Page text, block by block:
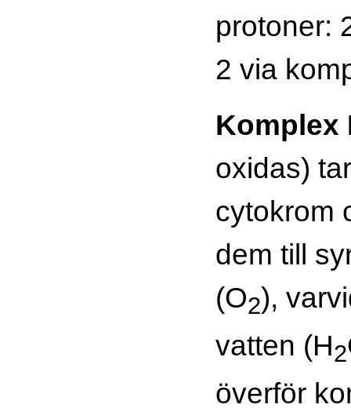
protoner:
2 via
Komplex
oxidas)
cytokrom
dem till
(O2),
vatten (H2
överför